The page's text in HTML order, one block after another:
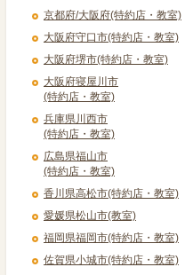
京都府/大阪府(特約店・教室)
大阪府守口市(特約店・教室)
大阪府堺市(特約店・教室)
大阪府寝屋川市
(特約店・教室)
兵庫県川西市
(特約店・教室)
広島県福山市
(特約店・教室)
香川県高松市(特約店・教室)
愛媛県松山市(教室)
福岡県福岡市(特約店・教室)
佐賀県小城市(特約店・教室)